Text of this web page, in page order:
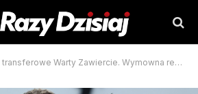
Warty Zawiercie. Wymowna reakcja na plotki